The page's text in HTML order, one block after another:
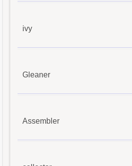
ivy
Gleaner
Assembler